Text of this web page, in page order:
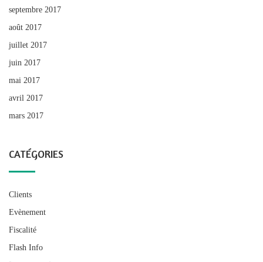
septembre 2017
août 2017
juillet 2017
juin 2017
mai 2017
avril 2017
mars 2017
CATÉGORIES
Clients
Evènement
Fiscalité
Flash Info